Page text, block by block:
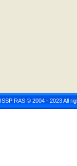
ISSP RAS © 2004 - 2023 All